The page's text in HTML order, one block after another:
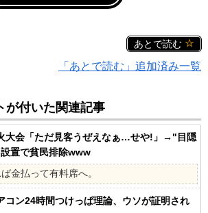
あとで読む
「あとで読む」追加済み一覧
が付いた関連記事
大会「ただ見客うぜえなぁ…せや!」→"目隠
置で貧民排除www
金払って有料席へ。
コン24時間つけっぱ理論、ウソが証明され